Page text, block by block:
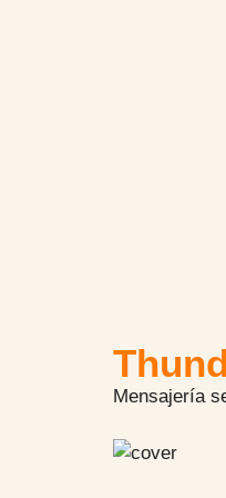
Mensajería